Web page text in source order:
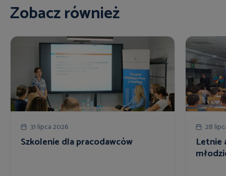
Zobacz również
31 lipca 2026
Szkolenie dla pracodawców
28
Letnie